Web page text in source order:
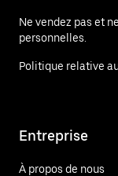
Ne vendez pas et
personnelles.
Politique relative
Entreprise
À propos de nous